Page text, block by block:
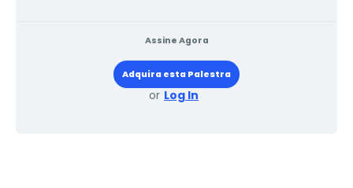
Assine Agora
Adquira esta Palestra
or Log In